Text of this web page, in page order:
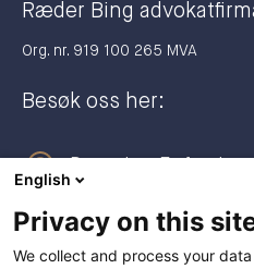
Ræder Bing
Org. nr. 919 100 265 MVA
Besøk oss her:
Postadresse:
English
Privacy on this
We collect and process your